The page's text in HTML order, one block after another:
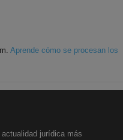
Aprende cómo se procesan los
jurídica más